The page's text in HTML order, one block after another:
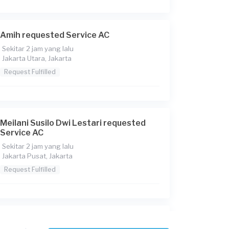
Amih requested Service AC
Sekitar 2 jam yang lalu
Jakarta Utara, Jakarta
Request Fulfilled
Meilani Susilo Dwi Lestari requested
Service AC
Sekitar 2 jam yang lalu
Jakarta Pusat, Jakarta
Request Fulfilled